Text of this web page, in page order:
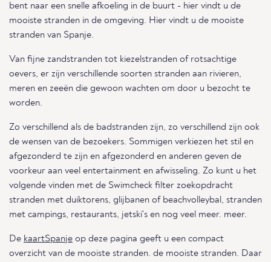
bent naar een snelle afkoeling in de buurt - hier vindt u de
mooiste stranden in de omgeving. Hier vindt u de mooiste
stranden van Spanje.
Van fijne zandstranden tot kiezelstranden of rotsachtige
oevers, er zijn verschillende soorten stranden aan rivieren,
meren en zeeën die gewoon wachten om door u bezocht te
worden.
Zo verschillend als de badstranden zijn, zo verschillend zijn ook
de wensen van de bezoekers. Sommigen verkiezen het stil en
afgezonderd te zijn en afgezonderd en anderen geven de
voorkeur aan veel entertainment en afwisseling. Zo kunt u het
volgende vinden met de Swimcheck filter zoekopdracht
stranden met duiktorens, glijbanen of beachvolleybal, stranden
met campings, restaurants, jetski's en nog veel meer. meer.
De kaartSpanje op deze pagina geeft u een compact
overzicht van de mooiste stranden. de mooiste stranden. Daar